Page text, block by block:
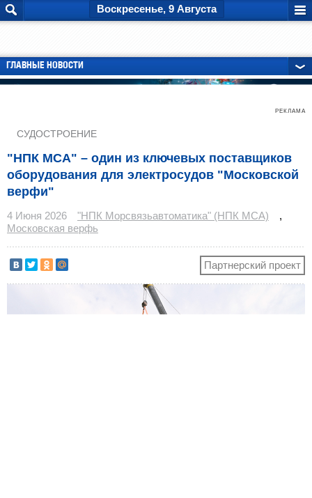
Воскресенье, 9 Августа
ГЛАВНЫЕ НОВОСТИ
РЕКЛАМА
СУДОСТРОЕНИЕ
"НПК МСА" – один из ключевых поставщиков
оборудования для электросудов "Московской
верфи"
4 Июня 2026 "НПК Морсвязьавтоматика" (НПК МСА)
,
Московская верфь
Партнерский проект